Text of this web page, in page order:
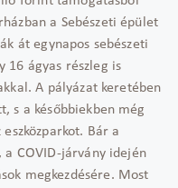
a Sebészeti épület
át egynapos sebészeti
16 ágyas részleg is
A pályázat keretében
s a későbbiekben még
Bár a
COVID-járvány idején
megkezdésére. Most